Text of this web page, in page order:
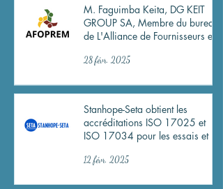
M. Faguimba Keita, DG KEIT
GROUP SA, Membre du bureau
de L'Alliance de Fournisseurs et
(AFOPREM).
28 févr. 2025
Stanhope-Seta obtient les
accréditations ISO 17025 et
ISO 17034 pour les essais et la
référence
12 févr. 2025